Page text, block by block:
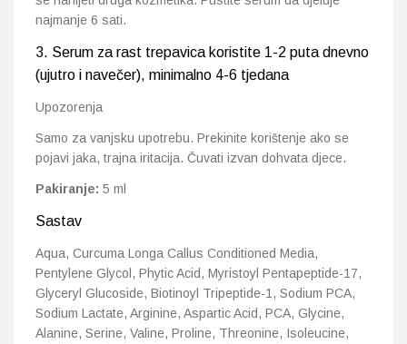
najmanje 6 sati.
3. Serum za rast trepavica koristite 1-2 puta dnevno
(ujutro i navečer), minimalno 4-6 tjedana
Upozorenja
Samo za vanjsku upotrebu. Prekinite korištenje ako se
pojavi jaka, trajna iritacija. Čuvati izvan dohvata djece.
Pakiranje: 5 ml
Sastav
Aqua, Curcuma Longa Callus Conditioned Media,
Pentylene Glycol, Phytic Acid, Myristoyl Pentapeptide-17,
Glyceryl Glucoside, Biotinoyl Tripeptide-1, Sodium PCA,
Sodium Lactate, Arginine, Aspartic Acid, PCA, Glycine,
Alanine, Serine, Valine, Proline, Threonine, Isoleucine,